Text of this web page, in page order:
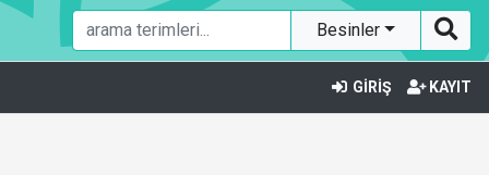
Besinler
GİRİŞ KAYIT